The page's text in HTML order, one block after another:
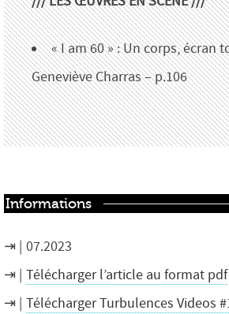
« I am 60 » : Un corps, écran
Geneviève Charras – p.106
Informations
07.2023
Télécharger l’article au format pdf
Télécharger Turbulences Videos